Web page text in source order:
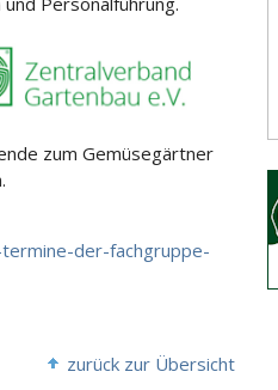
zum Gemüsegärtner
der-fachgruppe-
zurück zur Übersicht